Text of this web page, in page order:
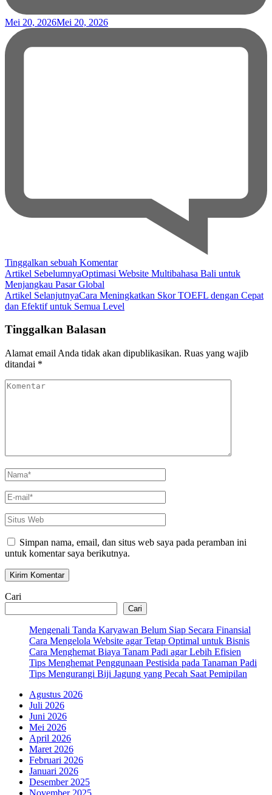
Mei 20, 2026Mei 20, 2026
Tinggalkan sebuah Komentarpada
Memahami
Ketebalan
Kaos
Terbaik
Navigasi
Artikel
Artikel SebelumnyaOptimasi Website Multibahasa Bali untuk
Menjangkau Pasar Global
Artikel SelanjutnyaCara Meningkatkan Skor TOEFL dengan Cepat
dan Efektif untuk Semua Level
Tinggalkan Balasan
Alamat email Anda tidak akan dipublikasikan. Ruas yang wajib
ditandai *
Komentar
Nama*
E-
mail*
Situs
Web
Simpan nama, email, dan situs web saya pada peramban ini
untuk komentar saya berikutnya.
Cari
Cari
Mengenali Tanda Karyawan Belum Siap Secara Finansial
Cara Mengelola Website agar Tetap Optimal untuk Bisnis
Cara Menghemat Biaya Tanam Padi agar Lebih Efisien
Tips Menghemat Penggunaan Pestisida pada Tanaman Padi
Tips Mengurangi Biji Jagung yang Pecah Saat Pemipilan
Agustus 2026
Juli 2026
Juni 2026
Mei 2026
April 2026
Maret 2026
Februari 2026
Januari 2026
Desember 2025
November 2025